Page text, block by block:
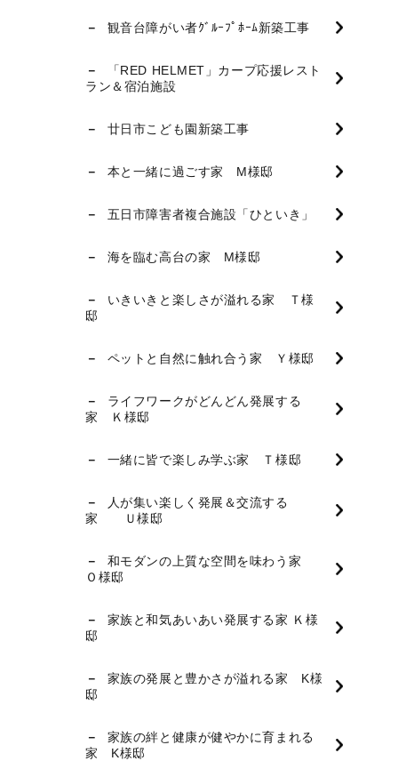
観音台障がい者ｸﾞﾙｰﾌﾟﾎｰﾑ新築工事
「RED HELMET」カープ応援レスト
ラン＆宿泊施設
廿日市こども園新築工事
本と一緒に過ごす家 M様邸
五日市障害者複合施設「ひといき」
海を臨む高台の家 M様邸
いきいきと楽しさが溢れる家 Ｔ様
邸
ペットと自然に触れ合う家 Ｙ様邸
ライフワークがどんどん発展する
家 Ｋ様邸
一緒に皆で楽しみ学ぶ家 Ｔ様邸
人が集い楽しく発展＆交流する
家 Ｕ様邸
和モダンの上質な空間を味わう家
Ｏ様邸
家族と和気あいあい発展する家 Ｋ様
邸
家族の発展と豊かさが溢れる家 K様
邸
家族の絆と健康が健やかに育まれる
家 K様邸